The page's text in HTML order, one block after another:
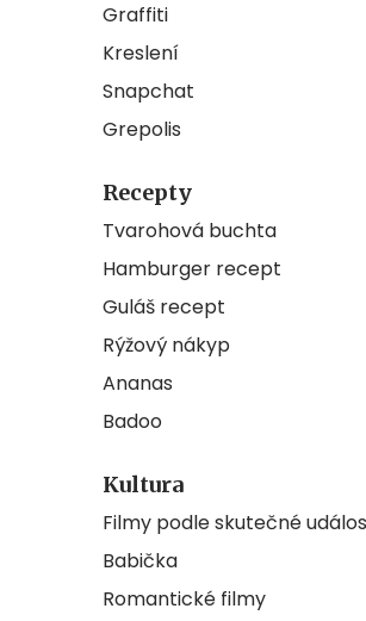
Graffiti
Kreslení
Snapchat
Grepolis
Recepty
Tvarohová buchta
Hamburger recept
Guláš recept
Rýžový nákyp
Ananas
Badoo
Kultura
Filmy podle skutečné
Babička
Romantické filmy